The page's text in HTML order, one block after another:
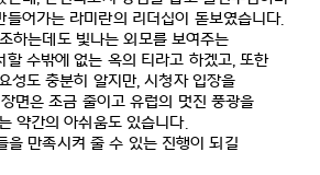
들어가는 라미란의 리더십이 돋보였습니다.
하는데도 빛나는 외모를 보여주는
할 수밖에 없는 옥의 티라고 하겠고,또한
성도 충분히 알지만,시청자 입장을
면은 조금 줄이고 유럽의 멋진 풍광을
약간의 아쉬움도 있습니다.
을 만족시켜 줄 수 있는 진행이 되길